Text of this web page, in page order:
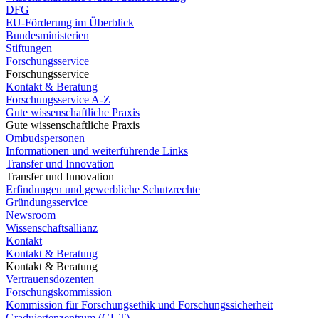
DFG
EU-Förderung im Überblick
Bundesministerien
Stiftungen
Forschungsservice
Forschungsservice
Kontakt & Beratung
Forschungsservice A-Z
Gute wissenschaftliche Praxis
Gute wissenschaftliche Praxis
Ombudspersonen
Informationen und weiterführende Links
Transfer und Innovation
Transfer und Innovation
Erfindungen und gewerbliche Schutzrechte
Gründungsservice
Newsroom
Wissenschaftsallianz
Kontakt
Kontakt & Beratung
Kontakt & Beratung
Vertrauensdozenten
Forschungskommission
Kommission für Forschungsethik und Forschungssicherheit